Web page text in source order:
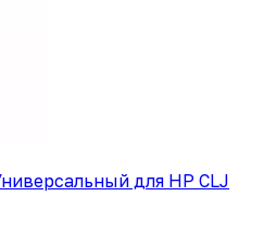
для HP CLJ